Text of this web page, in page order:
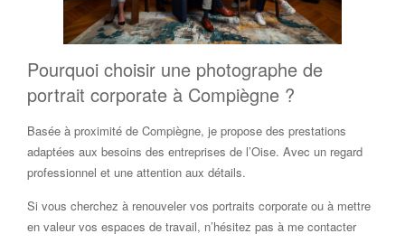
Pourquoi choisir une photographe de
portrait corporate à Compiègne ?
Basée à proximité de Compiègne, je propose des prestations
adaptées aux besoins des entreprises de l’Oise. Avec un regard
professionnel et une attention aux détails.
Si vous cherchez à renouveler vos portraits corporate ou à mettre
en valeur vos espaces de travail, n’hésitez pas à me contacter